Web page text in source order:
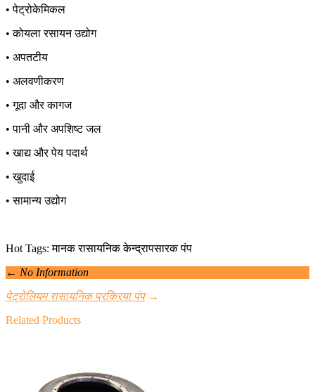
• पेट्रोकेमिकल
• कोयला रसायन उद्योग
• अपतटीय
• अलवणीकरण
• गूदा और कागज
• पानी और अपशिष्ट जल
• खाद्य और पेय पदार्थ
• खुदाई
• सामान्य उद्योग
Hot Tags: मानक रासायनिक केन्द्रापसारक पंप
← No Information
पेट्रोलियम रासायनिक प्रक्रिया पंप →
Related Products